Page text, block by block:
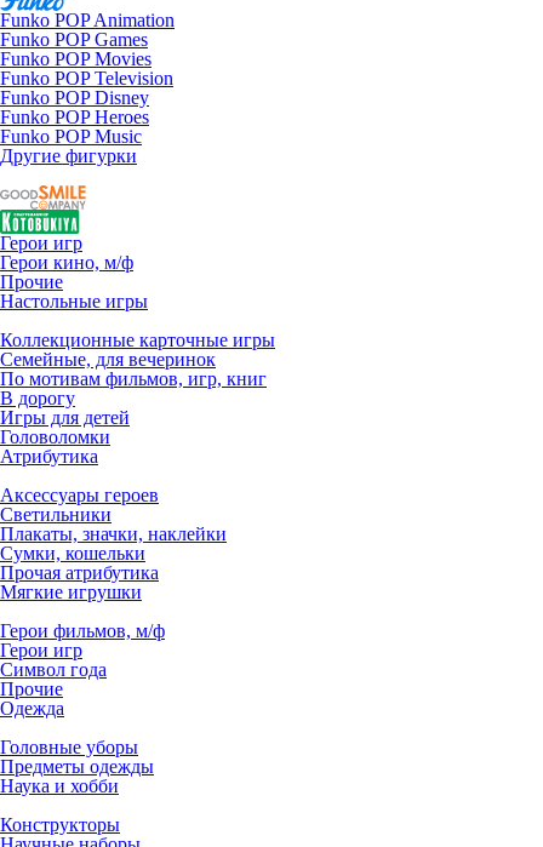
Funko POP Animation
Funko POP Games
Funko POP Movies
Funko POP Television
Funko POP Disney
Funko POP Heroes
Funko POP Music
Другие фигурки
Герои игр
Герои кино, м/ф
Прочие
Настольные игры
Коллекционные карточные игры
Семейные, для вечеринок
По мотивам фильмов, игр, книг
В дорогу
Игры для детей
Головоломки
Атрибутика
Аксессуары героев
Светильники
Плакаты, значки, наклейки
Сумки, кошельки
Прочая атрибутика
Мягкие игрушки
Герои фильмов, м/ф
Герои игр
Символ года
Прочие
Одежда
Головные уборы
Предметы одежды
Наука и хобби
Конструкторы